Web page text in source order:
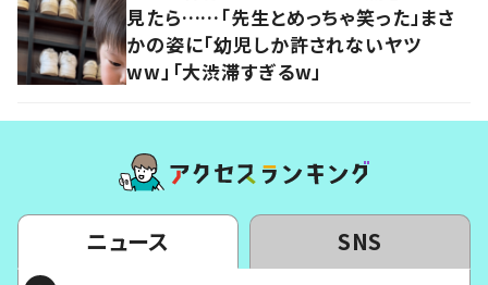
見たら……「先生とめっちゃ笑った」まさ
かの姿に「幼児しか許されないヤツ
ww」「大渋滞すぎるw」
ニュース SNS